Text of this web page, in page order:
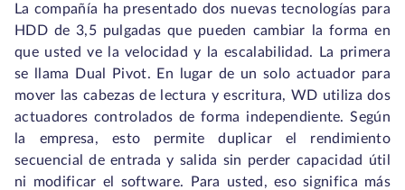
La compañía ha presentado dos nuevas tecnologías para
HDD de 3,5 pulgadas que pueden cambiar la forma en
que usted ve la velocidad y la escalabilidad. La primera
se llama Dual Pivot. En lugar de un solo actuador para
mover las cabezas de lectura y escritura, WD utiliza dos
actuadores controlados de forma independiente. Según
la empresa, esto permite duplicar el rendimiento
secuencial de entrada y salida sin perder capacidad útil
ni modificar el software. Para usted, eso significa más